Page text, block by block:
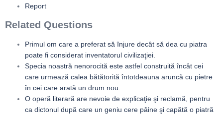
Report
Related Questions
Primul om care a preferat să înjure decât să dea cu piatra
poate fi considerat inventatorul civilizaţiei.
Specia noastră nenorocită este astfel construită încât cei
care urmează calea bătătorită întotdeauna aruncă cu pietre
în cei care arată un drum nou.
O operă literară are nevoie de explicaţie şi reclamă, pentru
ca dictonul după care un geniu cere pâine şi capătă o piatră